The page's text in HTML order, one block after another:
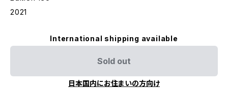
2021
International shipping available
Sold out
日本国内にお住まいの方向け